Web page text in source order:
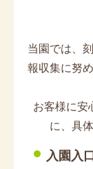
当園では、
報収集に努
お客様に安
に、具
入園入